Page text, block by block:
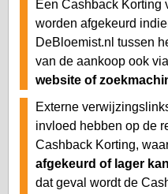
Een Cashback Korting
worden afgekeurd
DeBloemist.nl tussen
van de aankoop ook
website of
Externe
invloed hebben op de
Cashback Korting,
afgekeurd of lager
dat geval wordt de